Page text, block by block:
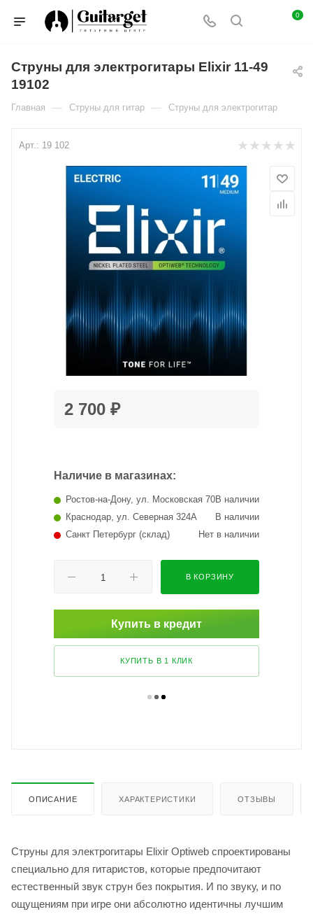
0
Струны для электрогитары Elixir 11-49
19102
Главная — Струны для гитар — Струны для электрогитар
Арт.: 19 102
2 700 ₽
Наличие в магазинах:
Краснодар, ул. Северная 324А В наличии
Ростов-на-Дону, ул. Московская 70В наличии
Санкт Петербург (склад) Нет в наличии
В КОРЗИНУ
Купить в кредит
КУПИТЬ В 1 КЛИК
ОПИСАНИЕ ХАРАКТЕРИСТИКИ ОТЗЫВЫ
Струны для электрогитары Elixir Optiweb спроектированы
специально для гитаристов, которые предпочитают
естественный звук струн без покрытия. И по звуку, и по
ощущениям при игре они абсолютно идентичны лучшим